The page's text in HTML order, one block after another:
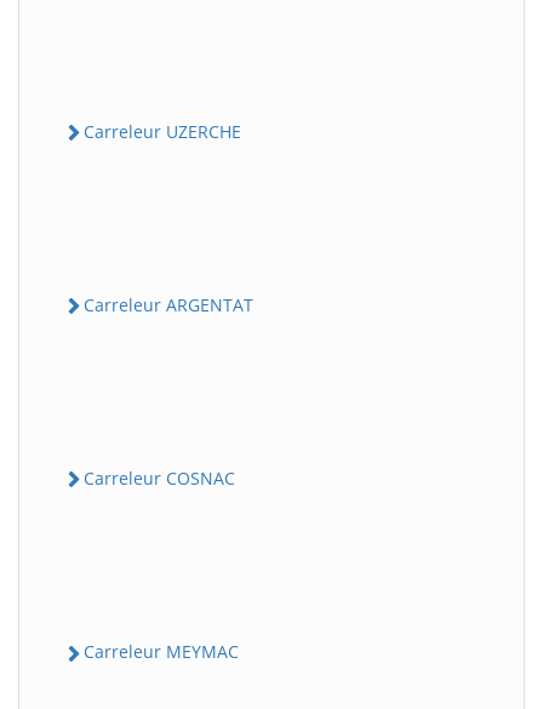
Carreleur UZERCHE
Carreleur ARGENTAT
Carreleur COSNAC
Carreleur MEYMAC